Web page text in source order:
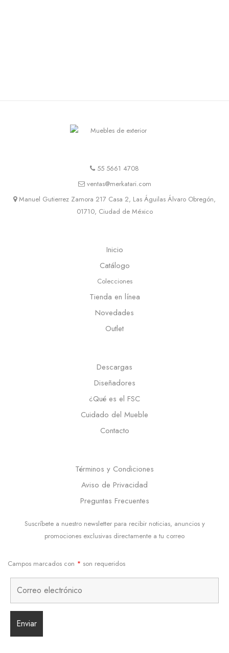
55 5661 4708
ventas@merkatari.com
Manuel Gutierrez Zamora 217 Casa 2, Las Águilas Álvaro Obregón,
01710, Ciudad de México
Inicio
Catálogo
Colecciones
Tienda en línea
Novedades
Outlet
Descargas
Diseñadores
¿Qué es el FSC
Cuidado del Mueble
Contacto
Términos y Condiciones
Aviso de Privacidad
Preguntas Frecuentes
Suscríbete a nuestro newsletter para recibir noticias, anuncios y
promociones exclusivas directamente a tu correo
Campos marcados con * son requeridos